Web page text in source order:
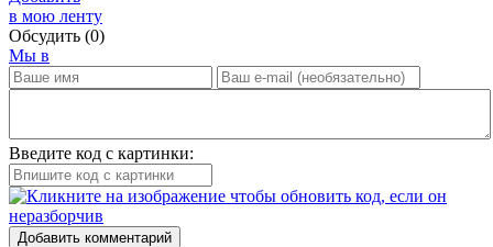
в мою ленту
Обсудить (0)
Мы в
Введите код с картинки:
Добавить комментарий